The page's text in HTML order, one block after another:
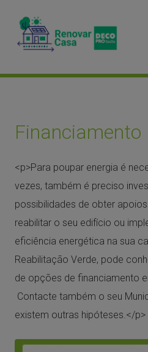
Financiamento
<p>Para poupar energia é
vezes, também é preciso
possibilidades de obter
reabilitar o seu edifício ou
eficiência energética na sua
Reabilitação Verde, pode
de opções de financiamento
Contacte também o seu
existem outras hipóteses.</p>